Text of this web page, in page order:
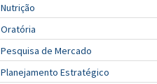
Nutrição
Oratória
Pesquisa de Mercado
Planejamento Estratégico